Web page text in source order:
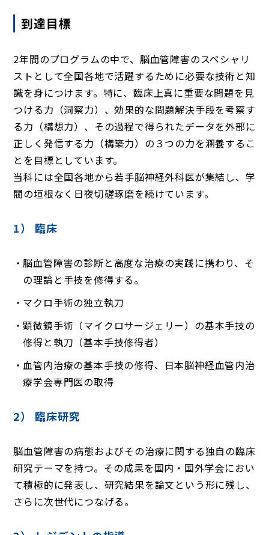
到達目標
2年間のプログラムの中で、脳血管障害のスペシャリ
ストとして全国各地で活躍するために必要な技術と知
識を身につけます。特に、臨床上真に重要な問題を見
つける力（洞察力）、効果的な問題解決手段を考察す
る力（構想力）、その過程で得られたデータを外部に
正しく発信する力（構築力）の３つの力を涵養するこ
とを目標としています。
当科には全国各地から若手脳神経外科医が集結し、学
閥の垣根なく日夜切磋琢磨を続けています。
1） 臨床
脳血管障害の診断と高度な治療の実践に携わり、そ
の理論と手技を修得する。
マクロ手術の独立執刀
顕微鏡手術（マイクロサージェリー）の基本手技の
修得と執刀（基本手技修得者）
血管内治療の基本手技の修得、日本脳神経血管内治
療学会専門医の取得
2） 臨床研究
脳血管障害の病態およびその治療に関する独自の臨床
研究テーマを持つ。その成果を国内・国外学会におい
て積極的に発表し、研究結果を論文という形に残し、
さらに次世代につなげる。